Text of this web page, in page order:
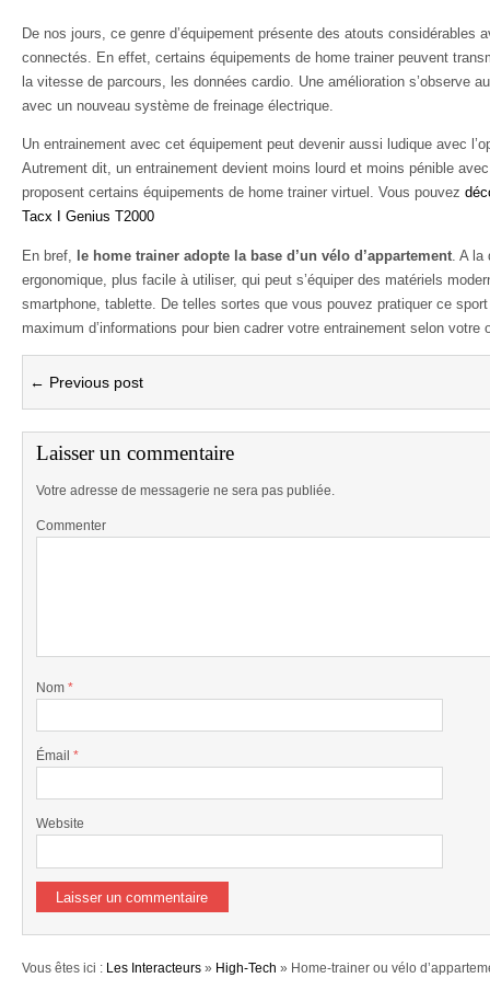
De nos jours, ce genre d’équipement présente des atouts considérables
connectés. En effet, certains équipements de home trainer peuvent
la vitesse de parcours, les données cardio. Une amélioration s’observe
avec un nouveau système de freinage électrique.
Un entrainement avec cet équipement peut devenir aussi ludique avec
Autrement dit, un entrainement devient moins lourd et moins pénible
proposent certains équipements de home trainer virtuel. Vous pouvez
Tacx I Genius T2000
En bref, le home trainer adopte la base d’un vélo d’appartement . A
ergonomique, plus facile à utiliser, qui peut s’équiper des matériels
smartphone, tablette. De telles sortes que vous pouvez pratiquer ce
maximum d’informations pour bien cadrer votre entrainement selon votre
← Previous post
Laisser un commentaire
Votre adresse de messagerie ne sera pas publiée.
Commenter
Nom *
Émail *
Website
Vous êtes ici : Les Interacteurs » High-Tech » Home-trainer ou vélo